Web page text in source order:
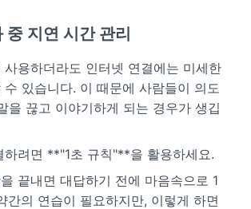
중 지연 시간 관리
사용하더라도 인터넷 연결에는 미세한
수 있습니다. 이 때문에 사람들이 의도
을 끊고 이야기하게 되는 경우가 생깁
하려면 **"1초 규칙"**을 활용하세요.
끝내면 대답하기 전에 마음속으로 1
간의 연습이 필요하지만, 이렇게 하면